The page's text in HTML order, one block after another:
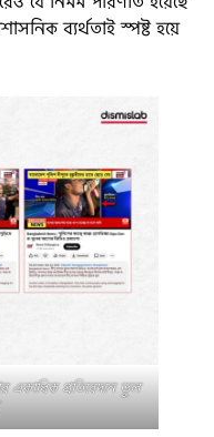
ব্যর্থতাই স্পষ্ট হয়ে
একাধিক প্রতিবেদনে ভুল